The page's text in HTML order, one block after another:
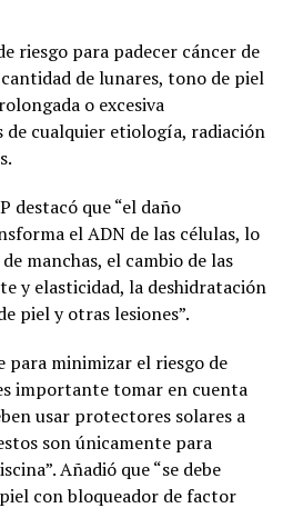
riesgo para padecer cáncer de
de lunares, tono de piel
o excesiva
de cualquier etiología, radiación
destacó que “el daño
el ADN de las células, lo
manchas, el cambio de las
y elasticidad, la deshidratación
piel y otras lesiones”.
para minimizar el riesgo de
importante tomar en cuenta
usar protectores solares a
son únicamente para
Añadió que “se debe
con bloqueador de factor